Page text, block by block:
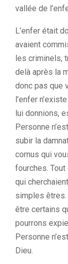
vallée de
L’enfer était
avaient
les criminels,
delà après la
donc pas que
l’enfer
lui donnions,
Personne
subir la
cornus qui
fourches.
qui
simples
être certains
pourrons
Personne
Dieu.